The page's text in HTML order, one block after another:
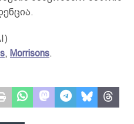
, Morrisons.